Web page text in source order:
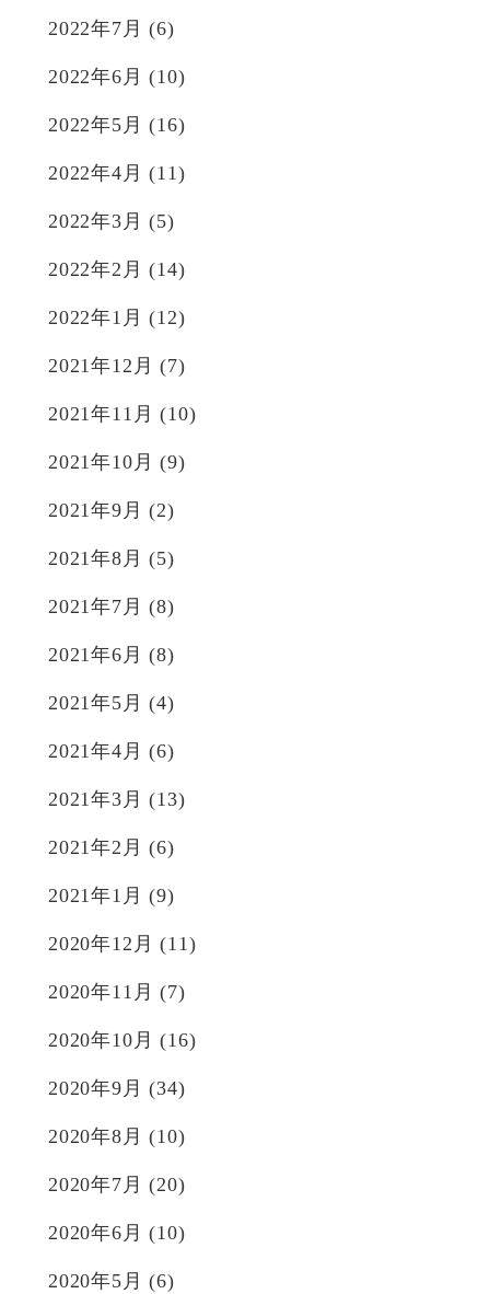
2022年7月 (6)
2022年6月 (10)
2022年5月 (16)
2022年4月 (11)
2022年3月 (5)
2022年2月 (14)
2022年1月 (12)
2021年12月 (7)
2021年11月 (10)
2021年10月 (9)
2021年9月 (2)
2021年8月 (5)
2021年7月 (8)
2021年6月 (8)
2021年5月 (4)
2021年4月 (6)
2021年3月 (13)
2021年2月 (6)
2021年1月 (9)
2020年12月 (11)
2020年11月 (7)
2020年10月 (16)
2020年9月 (34)
2020年8月 (10)
2020年7月 (20)
2020年6月 (10)
2020年5月 (6)